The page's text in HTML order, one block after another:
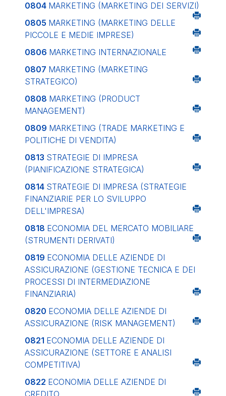
0804 MARKETING (MARKETING DEI SERVIZI)
0805 MARKETING (MARKETING DELLE
PICCOLE E MEDIE IMPRESE)
0806 MARKETING INTERNAZIONALE
0807 MARKETING (MARKETING
STRATEGICO)
0808 MARKETING (PRODUCT
MANAGEMENT)
0809 MARKETING (TRADE MARKETING E
POLITICHE DI VENDITA)
0813 STRATEGIE DI IMPRESA
(PIANIFICAZIONE STRATEGICA)
0814 STRATEGIE DI IMPRESA (STRATEGIE
FINANZIARIE PER LO SVILUPPO
DELL'IMPRESA)
0818 ECONOMIA DEL MERCATO MOBILIARE
(STRUMENTI DERIVATI)
0819 ECONOMIA DELLE AZIENDE DI
ASSICURAZIONE (GESTIONE TECNICA E DEI
PROCESSI DI INTERMEDIAZIONE
FINANZIARIA)
0820 ECONOMIA DELLE AZIENDE DI
ASSICURAZIONE (RISK MANAGEMENT)
0821 ECONOMIA DELLE AZIENDE DI
ASSICURAZIONE (SETTORE E ANALISI
COMPETITIVA)
0822 ECONOMIA DELLE AZIENDE DI
CREDITO